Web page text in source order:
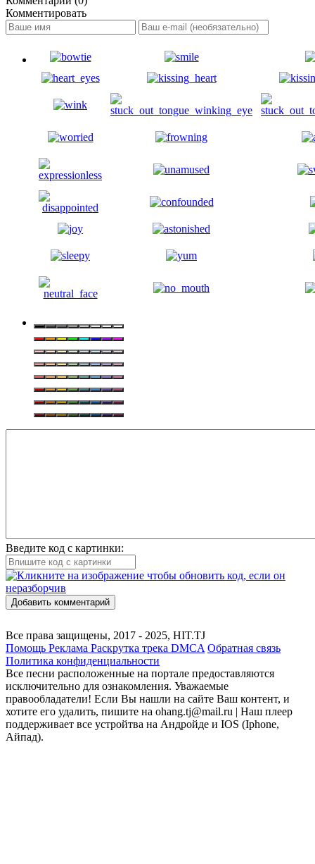
Комментировать
Введите код с картинки:
Добавить комментарий
Все права защищены, 2017 - 2025, HIT.TJ
Помощь Реклама Раскрутка трека DMCA Обратная связь
Политика конфиденциальности
Все песни расположенные на портале предоставляются
исключительно для ознакомления. Уважаемые
правообладатели! Если Вы нашли на сайте Ваш контент, и
хотите его удалить, пишите на ohang.tj@mail.ru | Наш плеер
поддерживает все устройтва на Андройде и IOS (Iphone,
Айпад).